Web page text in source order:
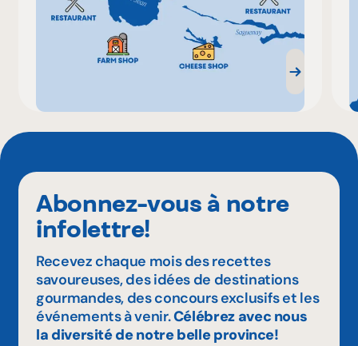
Abonnez-vous à notre
infolettre!
Recevez chaque mois des recettes
savoureuses, des idées de destinations
gourmandes, des concours exclusifs et les
événements à venir.Célébrez avec nous
la diversité de notre belle province!